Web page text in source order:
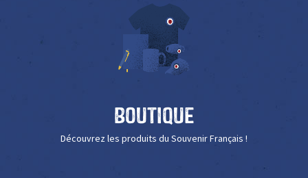
Boutique
Découvrez les produits du Souvenir Français !